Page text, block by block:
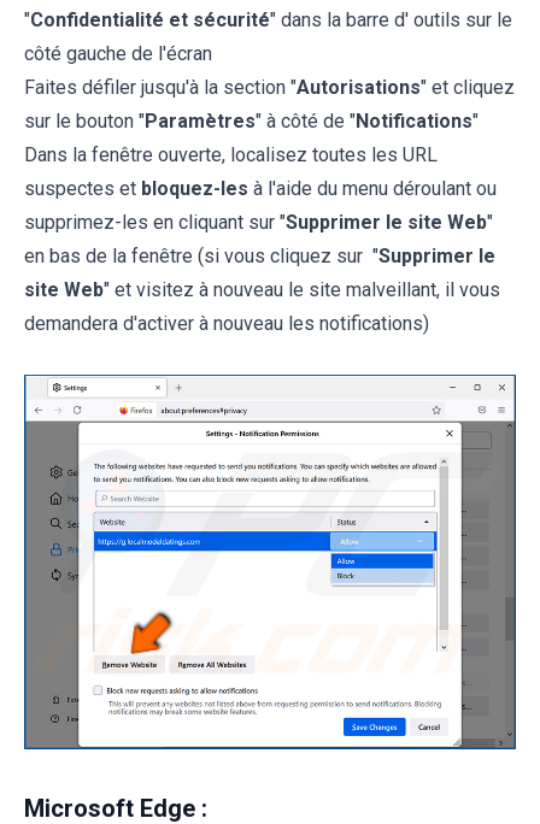
"Confidentialité et sécurité" dans la barre d' outils sur le
côté gauche de l'écran
Faites défiler jusqu'à la section "Autorisations" et cliquez
sur le bouton "Paramètres" à côté de "Notifications"
Dans la fenêtre ouverte, localisez toutes les URL
suspectes et bloquez-les à l'aide du menu déroulant ou
supprimez-les en cliquant sur "Supprimer le site Web"
en bas de la fenêtre (si vous cliquez sur "Supprimer le
site Web" et visitez à nouveau le site malveillant, il vous
demandera d'activer à nouveau les notifications)
Microsoft Edge :